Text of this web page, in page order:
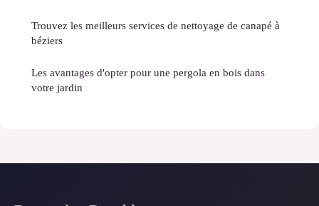
Trouvez les meilleurs services de nettoyage de canapé à
béziers
Les avantages d'opter pour une pergola en bois dans
votre jardin